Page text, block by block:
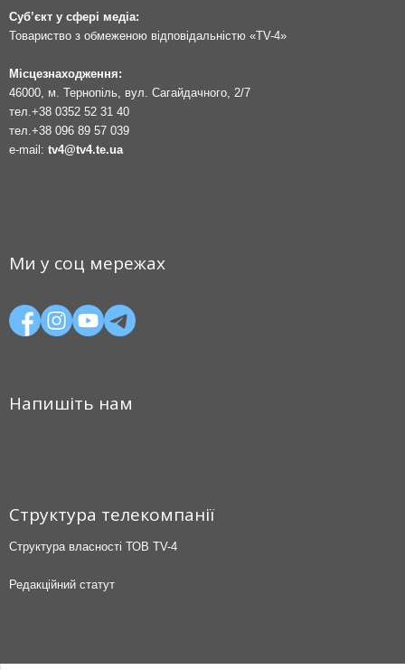
Суб’єкт у сфері медіа:
Товариство з обмеженою відповідальністю «TV-4»
Місцезнаходження:
46000, м. Тернопіль, вул. Сагайдачного, 2/7
тел.+38 0352 52 31 40
тел.+38 096 89 57 039
e-mail: tv4@tv4.te.ua
Ми у соц мережах
Напишіть нам
Структура телекомпанії
Структура власності ТОВ TV-4
Редакційний статут